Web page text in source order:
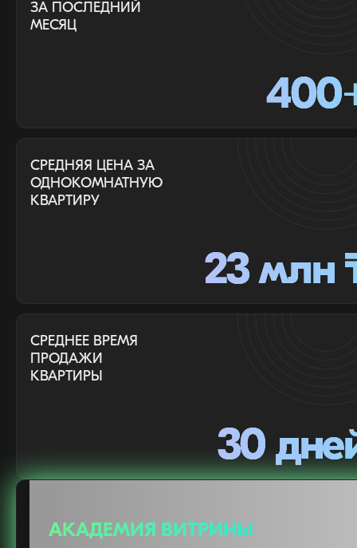
ЗА ПОСЛЕДНИЙ
МЕСЯЦ
СРЕДНЯЯ ЦЕНА ЗА
ОДНОКОМНАТНУЮ
КВАРТИРУ
23 млн
СРЕДНЕЕ ВРЕМЯ
ПРОДАЖИ
КВАРТИРЫ
30
АКАДЕМИЯ ВИТРИНЫ